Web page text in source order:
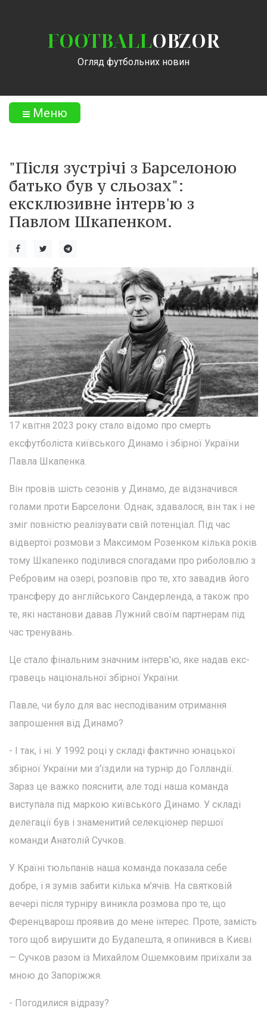
FOOTBALLOBZOR
Огляд футбольних новин
Меню
"Після зустрічі з Барселоною
батько був у сльозах":
ексклюзивне інтерв'ю з
Павлом Шкапенком.
17 квітня 2023 року стало відомо про смерть
ексфутболіста київського Динамо і збірної України
Павла Шкапенка.
Він провів шість сезонів у Динамо, де відзначився
голами проти Барселони. Однак, здавалося, він так і не
зміг повністю реалізувати свій потенціал. Під час
відвертої розмови з Максимом Розенком кілька років
тому Шкапенко поділився спогадами про риболовлю з
Ребровим на озері, розповів про те, хто завадив його
трансферу до англійського Сандерленда, а також про
те, які настанови давав Лужний своїм партнерам під
час тренувань.
Це стало фінальним значним інтерв'ю, яке надав екс-
гравець національної збірної України.
Павле, чи було для вас несподіваним отримання
запрошення від Динамо?
- І так, і ні. У 1992 році у складі фактично юнацької
збірної України ми з'їздили на турнір до Голландії.
Зараз це важко пояснити, але тоді наша команда
виступала під маркою київського Динамо. У складі
делегації був і знаменитий селекціонер першої
команди Анатолій Сучков.
У Країні тюльпанів наша команда показала себе
добре, і я зумів забити кілька м’ячів. На святковій
вечері після турніру виникла розмова про те, що
Ференцварош проявив до мене інтерес. Проте, замість
того щоб вирушити до Будапешта, я опинився в Києві
— Сучков разом із Михайлом Ошемковим приїхали за
мною до Запоріжжя.
- Погодилися відразу?